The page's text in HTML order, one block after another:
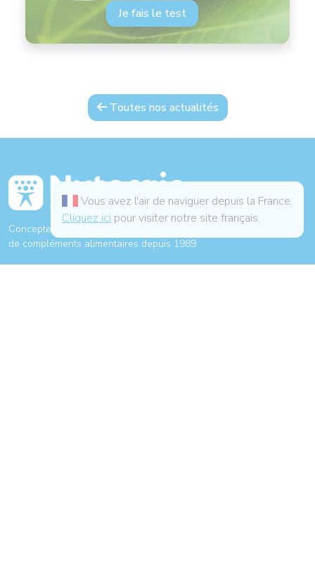
Je fais le test
Toutes nos actualités
Vous avez l'air de naviguer depuis la France.
Cliquez ici pour visiter notre site français.
Concepteur et fabricant français
de compléments alimentaires depuis 1989